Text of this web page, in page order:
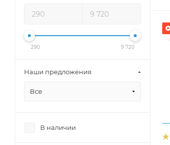
290 9 720
Наши предложения
Все
В наличии